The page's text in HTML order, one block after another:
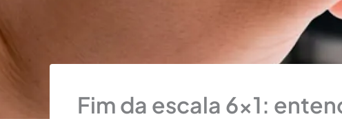
Fim da escala 6×1: